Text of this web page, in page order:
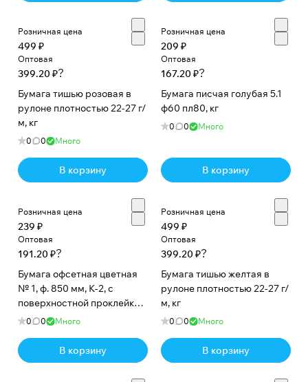
л
о
в
а
н
н
а
я
н
и
ж
н
а
я
,
г
а
Розничная цена
499 ₽
Оптовая
399.20 ₽?
Бумага тишью розовая в
рулоне плотностью 22-27 г/
м, кг
0 0 Много
В корзину
Розничная цена
209 ₽
Оптовая
167.20 ₽?
Бумага писчая голубая 5.1
ф60 пл80, кг
0 0 Много
В корзину
Розничная цена
239 ₽
Оптовая
191.20 ₽?
Бумага офсетная цветная
№ 1, ф. 850 мм, К-2, с
поверхностной проклейкой,
80 г/м2. Красный медиум,
0 0 Много
В корзину
Розничная цена
499 ₽
Оптовая
399.20 ₽?
Бумага тишью желтая в
рулоне плотностью 22-27 г/
м, кг
0 0 Много
В корзину